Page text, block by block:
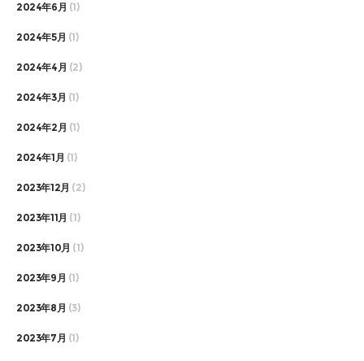
2024年6月 (1)
2024年5月 (1)
2024年4月 (2)
2024年3月 (1)
2024年2月 (1)
2024年1月 (1)
2023年12月 (2)
2023年11月 (1)
2023年10月 (1)
2023年9月 (1)
2023年8月 (3)
2023年7月 (1)